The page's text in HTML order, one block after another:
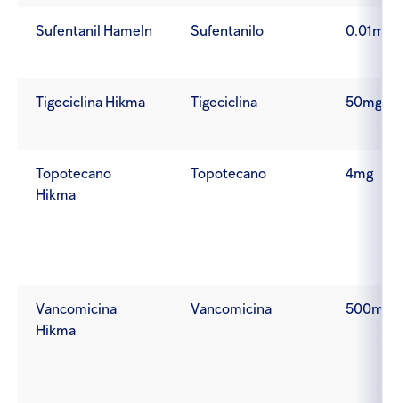
Sufentanil Hameln Sufentanilo
Tigeciclina Hikma Tigeciclina 50mg
Topotecano
Hikma
Topotecano 4mg
Vancomicina
Hikma
Vancomicina 500mg